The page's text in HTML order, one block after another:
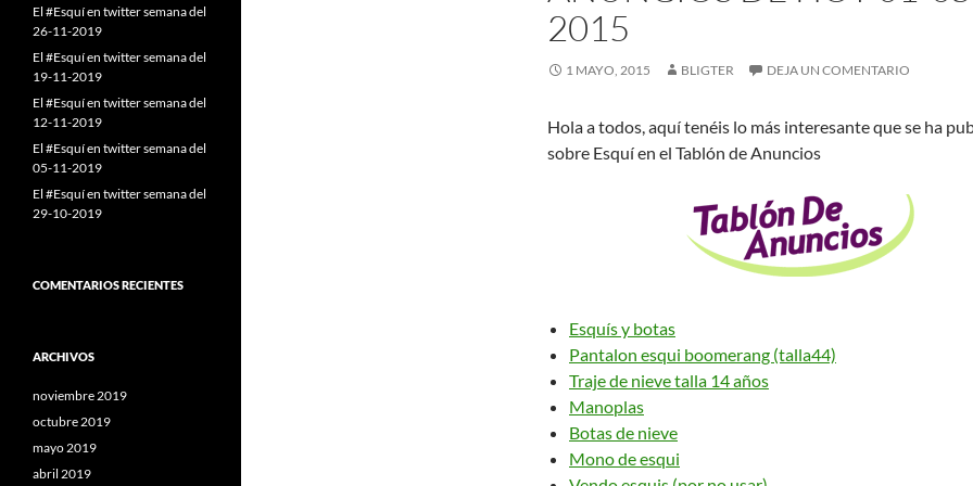
2015
1 MAYO, 2015 BLIGTER DEJA UN COMENTARIO
Hola a todos, aquí tenéis lo más interesante que se ha
sobre Esquí en el Tablón de Anuncios
Esquís y botas
Pantalon esqui boomerang (talla44)
Traje de nieve talla 14 años
Manoplas
Botas de nieve
Mono de esqui
El #Esquí en twitter semana del
26-11-2019
El #Esquí en twitter semana del
19-11-2019
El #Esquí en twitter semana del
12-11-2019
El #Esquí en twitter semana del
05-11-2019
El #Esquí en twitter semana del
29-10-2019
COMENTARIOS RECIENTES
ARCHIVOS
noviembre 2019
octubre 2019
mayo 2019
abril 2019